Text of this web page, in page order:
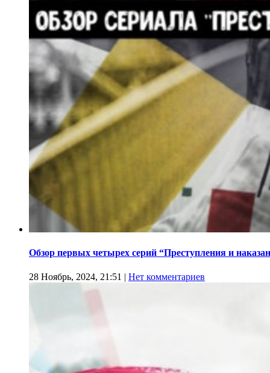
Обзор первых четырех серий “Преступления и
28 Ноябрь, 2024, 21:51 | Нет комментариев